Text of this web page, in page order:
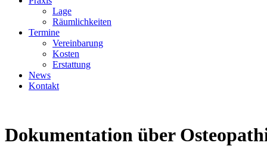
Lage
Räumlichkeiten
Termine
Vereinbarung
Kosten
Erstattung
News
Kontakt
Dokumentation über